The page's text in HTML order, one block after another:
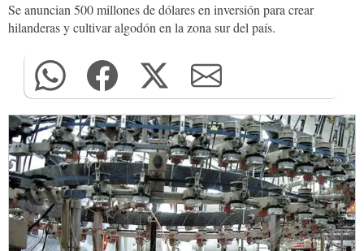
Se anuncian 500 millones de dólares en inversión para crear
hilanderas y cultivar algodón en la zona sur del país.